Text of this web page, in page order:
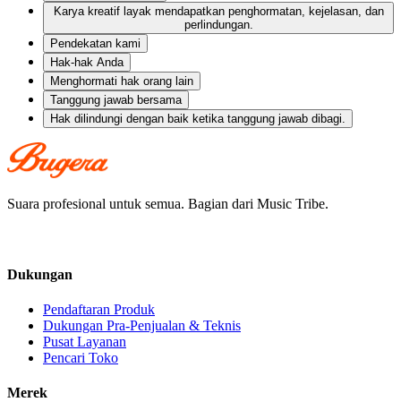
Karya kreatif layak mendapatkan penghormatan, kejelasan, dan
perlindungan.
Pendekatan kami
Hak-hak Anda
Menghormati hak orang lain
Tanggung jawab bersama
Hak dilindungi dengan baik ketika tanggung jawab dibagi.
Suara profesional untuk semua. Bagian dari Music Tribe.
Dukungan
Pendaftaran Produk
Dukungan Pra-Penjualan & Teknis
Pusat Layanan
Pencari Toko
Merek